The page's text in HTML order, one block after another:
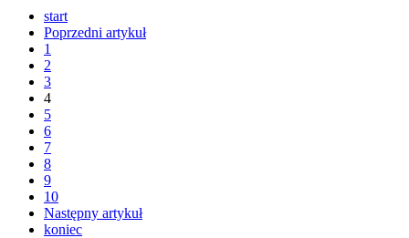
start
Poprzedni artykuł
1
2
3
4
5
6
7
8
9
10
Następny artykuł
koniec